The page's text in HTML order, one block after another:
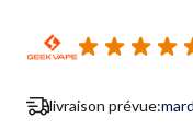
livraison prévue: